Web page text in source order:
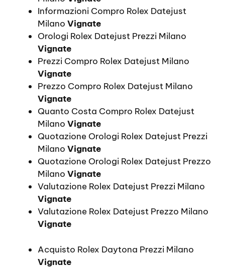
Informazioni Compro Rolex Datejust
Milano Vignate
Orologi Rolex Datejust Prezzi Milano
Vignate
Prezzi Compro Rolex Datejust Milano
Vignate
Prezzo Compro Rolex Datejust Milano
Vignate
Quanto Costa Compro Rolex Datejust
Milano Vignate
Quotazione Orologi Rolex Datejust Prezzi
Milano Vignate
Quotazione Orologi Rolex Datejust Prezzo
Milano Vignate
Valutazione Rolex Datejust Prezzi Milano
Vignate
Valutazione Rolex Datejust Prezzo Milano
Vignate
Acquisto Rolex Daytona Prezzi Milano
Vignate